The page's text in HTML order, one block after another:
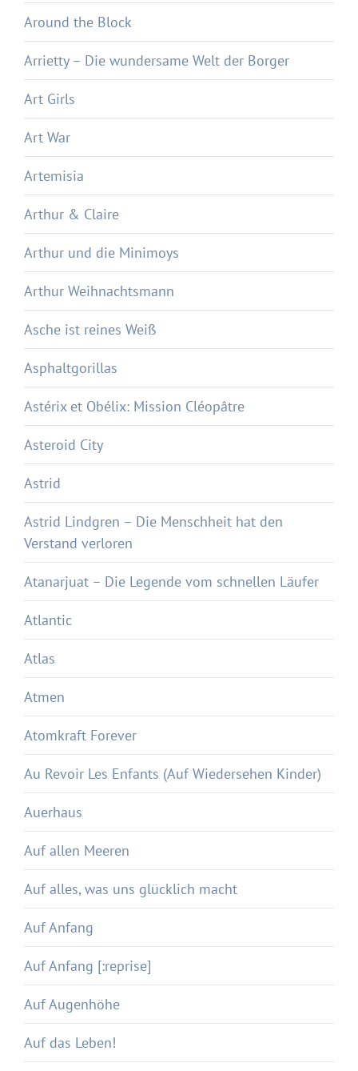
Around the Block
Arrietty – Die wundersame Welt der Borger
Art Girls
Art War
Artemisia
Arthur & Claire
Arthur und die Minimoys
Arthur Weihnachtsmann
Asche ist reines Weiß
Asphaltgorillas
Astérix et Obélix: Mission Cléopâtre
Asteroid City
Astrid
Astrid Lindgren – Die Menschheit hat den
Verstand verloren
Atanarjuat – Die Legende vom schnellen Läufer
Atlantic
Atlas
Atmen
Atomkraft Forever
Au Revoir Les Enfants (Auf Wiedersehen Kinder)
Auerhaus
Auf allen Meeren
Auf alles, was uns glücklich macht
Auf Anfang
Auf Anfang [:reprise]
Auf Augenhöhe
Auf das Leben!